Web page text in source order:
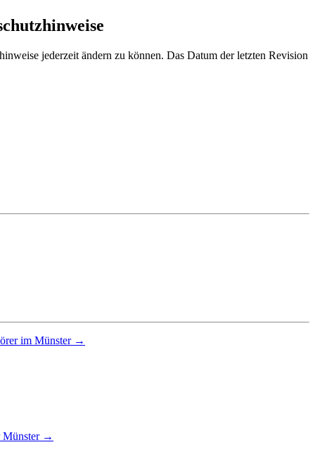
jederzeit ändern zu können. Das Datum der letzten Revision
im Münster →
Münster →